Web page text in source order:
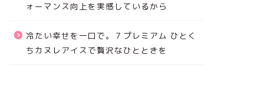
ォーマンス向上を実感しているから
冷たい幸せを一口で。７プレミアム ひとく
ちカヌレアイスで贅沢なひとときを